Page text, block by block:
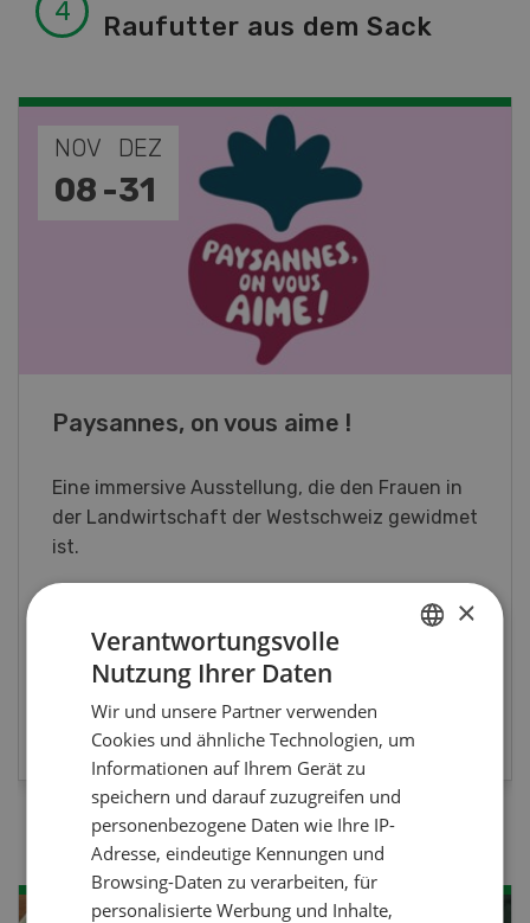
Raufutter aus dem Sack
NOV
19 -
JAN
28
Fachkurs Aquakultur
Sind Sie in der Fischzucht tätig oder
interessieren Sie sich für das Thema? In
diesem Fall ist unser FBA-Weiterbildungskurs
sich mit einem Praktikum zum fachbezogenen,
berufsunabhängigen Ausweis erweitern.
MEHR ZUR VERANSTALTUNG
×
Verantwortungsvolle
Nutzung Ihrer Daten
Wir und unsere Partner verwenden
Cookies und ähnliche Technologien, um
Informationen auf Ihrem Gerät zu
speichern und darauf zuzugreifen und
personenbezogene Daten wie Ihre IP-
Adresse, eindeutige Kennungen und
Browsing-Daten zu verarbeiten, für
personalisierte Werbung und Inhalte,